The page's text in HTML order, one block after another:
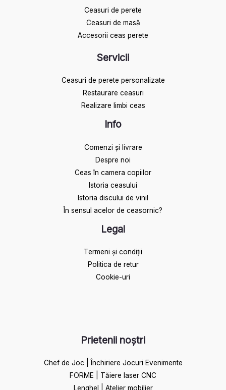
Ceasuri de perete
Ceasuri de masă
Accesorii ceas perete
Servicii
Ceasuri de perete personalizate
Restaurare ceasuri
Realizare limbi ceas
Info
Comenzi și livrare
Despre noi
Ceas în camera copiilor
Istoria ceasului​
Istoria discului de vinil
În sensul acelor de ceasornic?
Legal
Termeni și condiții
Politica de retur
Cookie-uri
Prietenii noștri
Chef de Joc | Închiriere Jocuri Evenimente
FORME | Tăiere laser CNC
Lenghel | Atelier mobilier